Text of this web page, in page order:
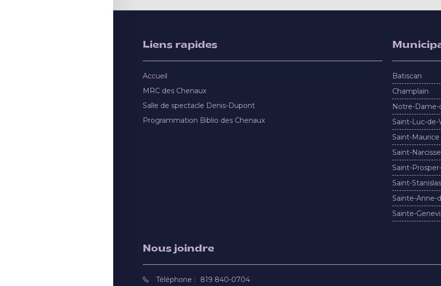
Liens rapides
Accueil
MRC des Chenaux
Salle de spectacle Denis-Dupont
Programmation Biblio des Chenaux
Batiscan
Champlain
Notre-
Saint-Luc-de-
Saint-Maurice
Saint-Narcisse
Saint-
Saint-Stanislas
Sainte-Anne-
Sainte-
Nous joindre
Téléphone : 819 840-0704